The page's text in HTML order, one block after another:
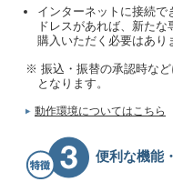
インターネットに接続
ドレスがあれば、新た
購入いただく必要はあり
※ 振込・振替の承認時な
となります。
動作環境についてはこちら
便利な機能